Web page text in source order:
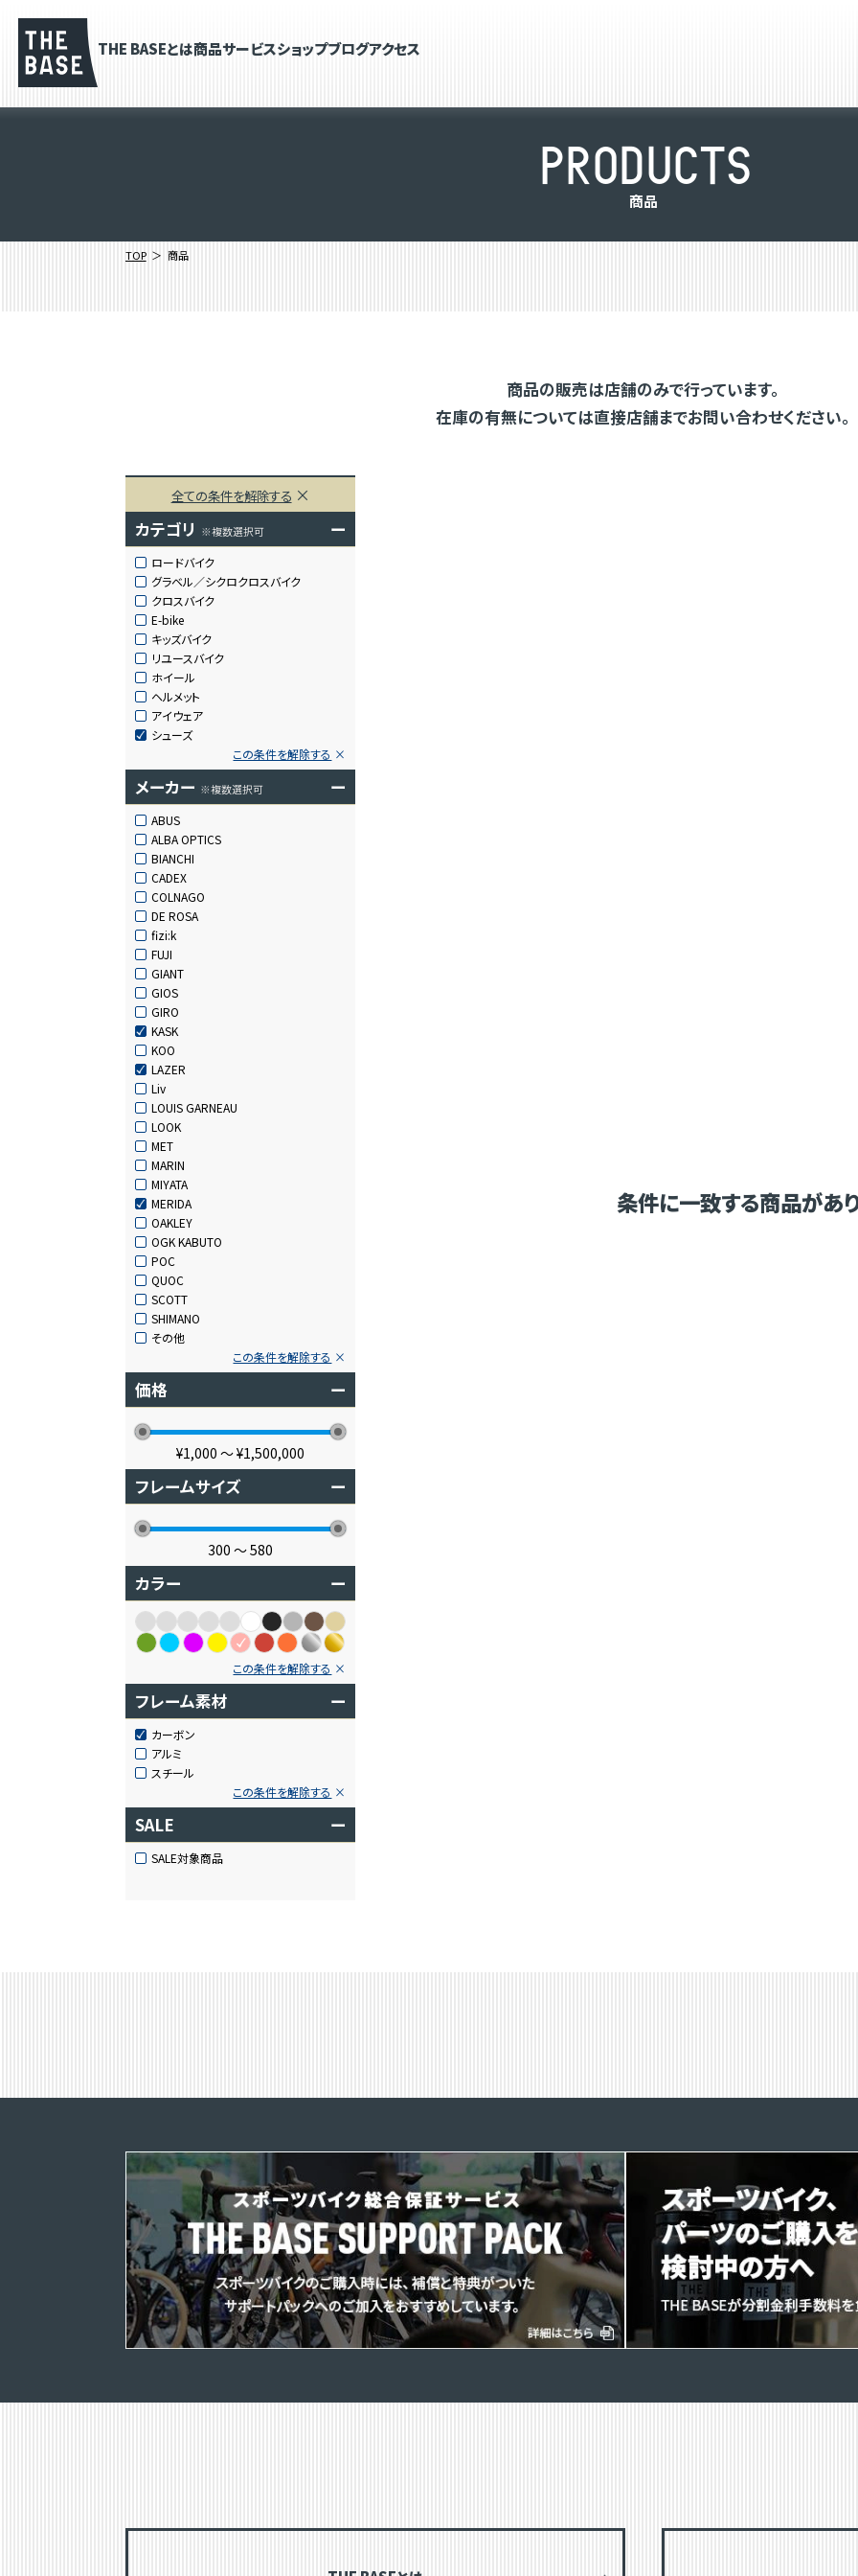
THE BASEとは商品サービスショップブログアクセス
PRODUCTS
商品
TOP 商品
商品の販売は店舗のみで行っています。
在庫の有無については直接店舗までお問い合わせください。
全ての条件を解除する
カテゴリ ※複数選択可 ー
ロードバイク
グラベル／シクロクロスバイク
クロスバイク
E-bike
キッズバイク
リユースバイク
ホイール
ヘルメット
アイウェア
シューズ
この条件を解除する
メーカー ※複数選択可 ー
ABUS
ALBA OPTICS
BIANCHI
CADEX
COLNAGO
DE ROSA
fizi:k
FUJI
GIANT
GIOS
GIRO
KASK
KOO
LAZER
Liv
LOUIS GARNEAU
LOOK
MET
MARIN
MIYATA
MERIDA
OAKLEY
OGK KABUTO
POC
QUOC
SCOTT
SHIMANO
その他
この条件を解除する
価格 ー
¥1,000 〜¥1,500,000
フレームサイズ ー
300 〜580
カラー ー
この条件を解除する
フレーム素材 ー
カーボン
アルミ
スチール
この条件を解除する
SALE ー
SALE対象商品
条件に一致する商品があ